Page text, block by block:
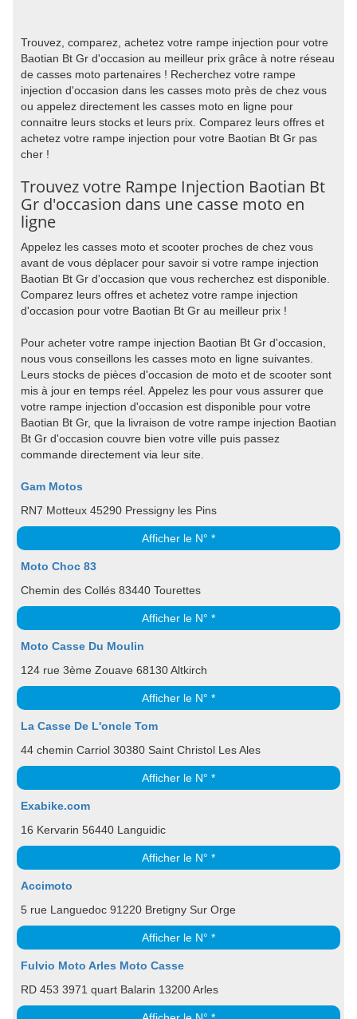
Trouvez, comparez, achetez votre rampe injection pour votre
Baotian Bt Gr d'occasion au meilleur prix grâce à notre réseau
de casses moto partenaires ! Recherchez votre rampe
injection d'occasion dans les casses moto près de chez vous
ou appelez directement les casses moto en ligne pour
connaitre leurs stocks et leurs prix. Comparez leurs offres et
achetez votre rampe injection pour votre Baotian Bt Gr pas
cher !
Trouvez votre Rampe Injection Baotian Bt
Gr d'occasion dans une casse moto en
ligne
Appelez les casses moto et scooter proches de chez vous
avant de vous déplacer pour savoir si votre rampe injection
Baotian Bt Gr d'occasion que vous recherchez est disponible.
Comparez leurs offres et achetez votre rampe injection
d'occasion pour votre Baotian Bt Gr au meilleur prix !
Pour acheter votre rampe injection Baotian Bt Gr d'occasion,
nous vous conseillons les casses moto en ligne suivantes.
Leurs stocks de pièces d'occasion de moto et de scooter sont
mis à jour en temps réel. Appelez les pour vous assurer que
votre rampe injection d'occasion est disponible pour votre
Baotian Bt Gr, que la livraison de votre rampe injection Baotian
Bt Gr d'occasion couvre bien votre ville puis passez
commande directement via leur site.
Gam Motos
RN7 Motteux 45290 Pressigny les Pins
Afficher le N° *
Moto Choc 83
Chemin des Collés 83440 Tourettes
Afficher le N° *
Moto Casse Du Moulin
124 rue 3ème Zouave 68130 Altkirch
Afficher le N° *
La Casse De L'oncle Tom
44 chemin Carriol 30380 Saint Christol Les Ales
Afficher le N° *
Exabike.com
16 Kervarin 56440 Languidic
Afficher le N° *
Accimoto
5 rue Languedoc 91220 Bretigny Sur Orge
Afficher le N° *
Fulvio Moto Arles Moto Casse
RD 453 3971 quart Balarin 13200 Arles